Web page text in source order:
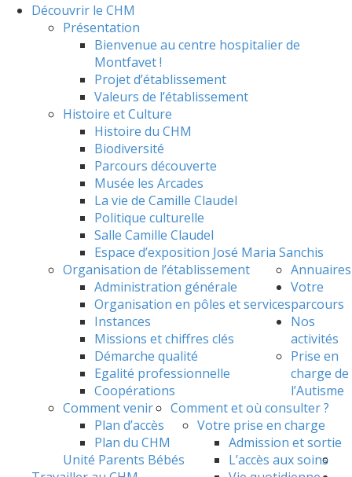
Découvrir le CHM
Présentation
Bienvenue au centre hospitalier de
Montfavet !
Projet d’établissement
Valeurs de l’établissement
Histoire et Culture
Histoire du CHM
Biodiversité
Parcours découverte
Musée les Arcades
La vie de Camille Claudel
Politique culturelle
Salle Camille Claudel
Espace d’exposition José Maria Sanchis
Organisation de l’établissement
Administration générale
Organisation en pôles et services
Instances
Missions et chiffres clés
Démarche qualité
Egalité professionnelle
Coopérations
Annuaires
Comment venir
Plan d’accès
Plan du CHM
Votre
parcours
Comment et où consulter ?
Votre prise en charge
Admission et sortie
L’accès aux soins
Nos
activités
Prise en
charge de
l’Autisme
Unité Parents Bébés